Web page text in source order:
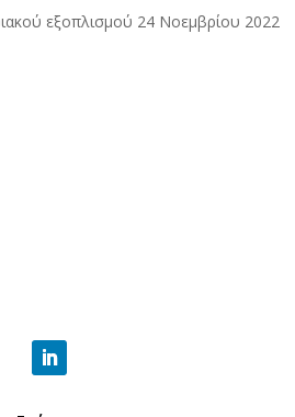
εξοπλισμού 24 Νοεμβρίου 2022